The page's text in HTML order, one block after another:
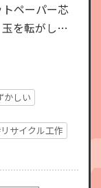
ペーパー芯
を転がして
創意工夫が必
かしい
サイクル工作